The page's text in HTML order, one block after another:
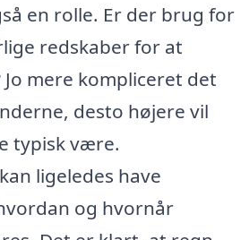
en rolle. Er der brug for
redskaber for at
mere kompliceret det
desto højere vil
typisk være.
ligeledes have
og hvornår